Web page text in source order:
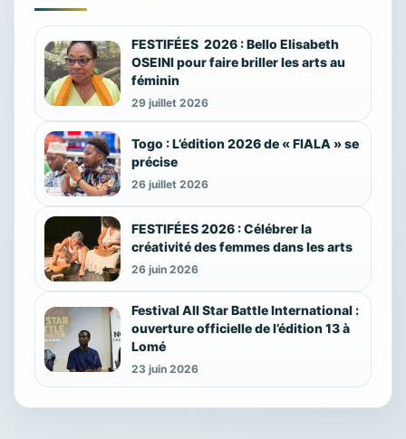
FESTIFÉES 2026 : Bello Elisabeth
OSEINI pour faire briller les arts au
féminin
29 juillet 2026
Togo : L’édition 2026 de « FIALA » se
précise
26 juillet 2026
FESTIFÉES 2026 : Célébrer la
créativité des femmes dans les arts
26 juin 2026
Festival All Star Battle International :
ouverture officielle de l’édition 13 à
Lomé
23 juin 2026